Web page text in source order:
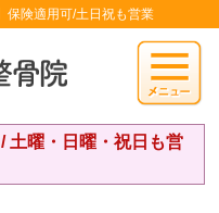
保険適用可/土日祝も営業
土曜・日曜・祝日も営